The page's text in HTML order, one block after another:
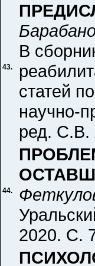
43.
В
статей
научно-
ред. С.В.
44.
2020. С.